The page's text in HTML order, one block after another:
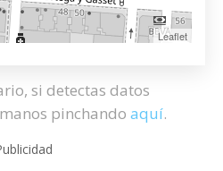
Leaflet
si detectas datos
pinchando aquí.